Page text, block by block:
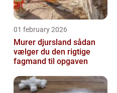
01 february 2026
Murer djursland sådan
vælger du den rigtige
fagmand til opgaven